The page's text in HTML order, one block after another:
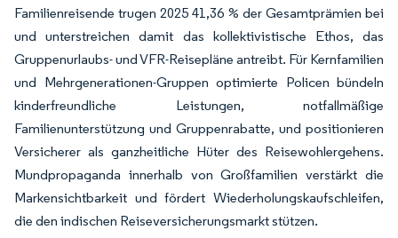
Familienreisende trugen 2025 41,36 % der Gesamtprämien bei
und unterstreichen damit das kollektivistische Ethos, das
Gruppenurlaubs- und VFR-Reisepläne antreibt. Für Kernfamilien
und Mehrgenerationen-Gruppen optimierte Policen bündeln
kinderfreundliche Leistungen, notfallmäßige
Familienunterstützung und Gruppenrabatte, und positionieren
Versicherer als ganzheitliche Hüter des Reisewohlergehens.
Mundpropaganda innerhalb von Großfamilien verstärkt die
Markensichtbarkeit und fördert Wiederholungskaufschleifen,
die den indischen Reiseversicherungsmarkt stützen.